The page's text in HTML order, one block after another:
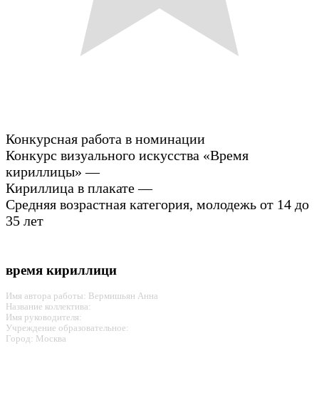
Конкурсная работа в номинации
Конкурс визуального искусства «Время
кириллицы» —
Кириллица в плакате —
Средняя возрастная категория, молодежь от 14 до
35 лет
время кириллици
Имя автора работы: Вермишьян Анна
Название коллектива:
Имя руководителя:
Учреждение образовательное:
Город: Москва